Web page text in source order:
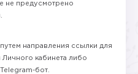
не предусмотрено
направления ссылки для
Личного кабинета либо
бот.